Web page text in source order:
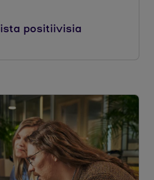
positiivisia